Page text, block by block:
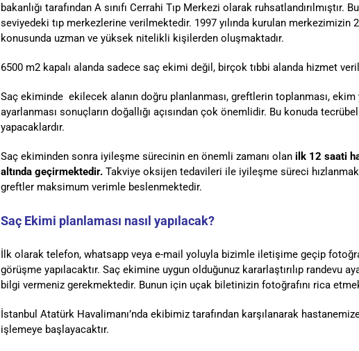
bakanlığı tarafından A sınıfı Cerrahi Tıp Merkezi olarak ruhsatlandırılmıştır.
seviyedeki tıp merkezlerine verilmektedir. 1997 yılında kurulan merkezimizin
konusunda uzman ve yüksek nitelikli kişilerden oluşmaktadır.
6500 m2 kapalı alanda sadece saç ekimi değil, birçok tıbbi alanda hizmet
Saç ekiminde ekilecek alanın doğru planlanması, greftlerin toplanması, ekim
ayarlanması sonuçların doğallığı açısından çok önemlidir. Bu konuda
yapacaklardır.
Saç ekiminden sonra iyileşme sürecinin en önemli zamanı olan ilk 12 saati
altında geçirmektedir. Takviye oksijen tedavileri ile iyileşme süreci
greftler maksimum verimle beslenmektedir.
Saç Ekimi planlaması nasıl yapılacak?
İlk olarak telefon, whatsapp veya e-mail yoluyla bizimle iletişime geçip
görüşme yapılacaktır. Saç ekimine uygun olduğunuz kararlaştırılıp randevu
bilgi vermeniz gerekmektedir. Bunun için uçak biletinizin fotoğrafını rica
İstanbul Atatürk Havalimanı’nda ekibimiz tarafından karşılanarak
işlemeye başlayacaktır.